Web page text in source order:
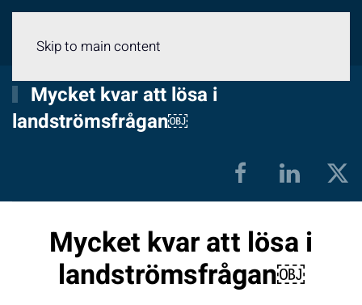
Skip to main content
Mycket kvar att lösa i
landströmsfrågan￼
Mycket kvar att lösa i
landströmsfrågan￼